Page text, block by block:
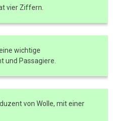
vier Ziffern.
wichtige
und Passagiere.
von Wolle, mit einer